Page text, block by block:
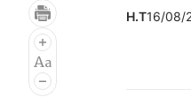
H.T16/08/